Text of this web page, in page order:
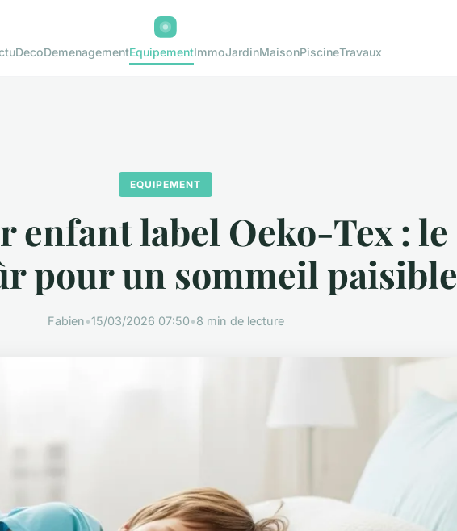
DecoDemenagementEquipementImmoJardinMaisonPiscineTravaux
EQUIPEMENT
enfant label Oeko-Tex : le
pour un sommeil paisible
Fabien•15/03/2026 07:50•8 min de lecture